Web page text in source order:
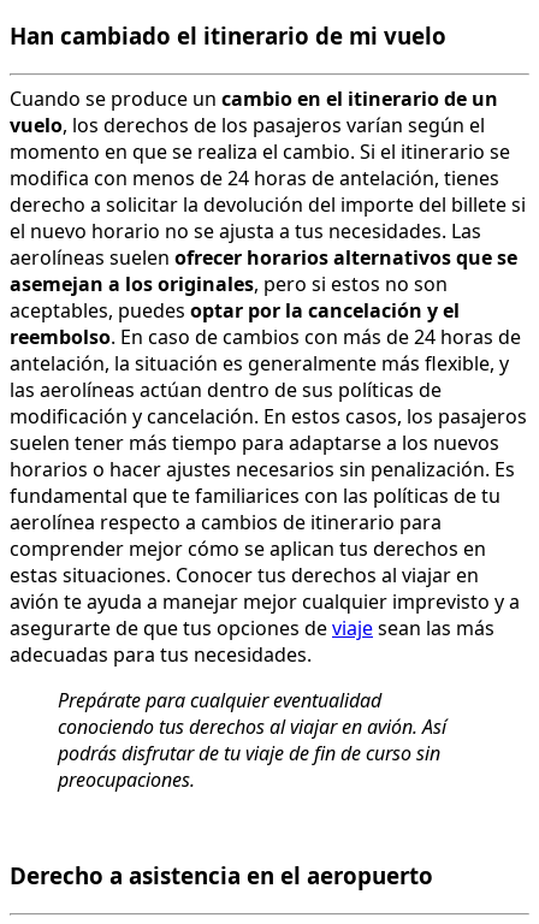
Han cambiado el itinerario de mi vuelo
Cuando se produce un cambio en el itinerario de un
vuelo, los derechos de los pasajeros varían según el
momento en que se realiza el cambio. Si el itinerario se
modifica con menos de 24 horas de antelación, tienes
derecho a solicitar la devolución del importe del billete si
el nuevo horario no se ajusta a tus necesidades. Las
aerolíneas suelen ofrecer horarios alternativos que se
asemejan a los originales, pero si estos no son
aceptables, puedes optar por la cancelación y el
reembolso. En caso de cambios con más de 24 horas de
antelación, la situación es generalmente más flexible, y
las aerolíneas actúan dentro de sus políticas de
modificación y cancelación. En estos casos, los pasajeros
suelen tener más tiempo para adaptarse a los nuevos
horarios o hacer ajustes necesarios sin penalización. Es
fundamental que te familiarices con las políticas de tu
aerolínea respecto a cambios de itinerario para
comprender mejor cómo se aplican tus derechos en
estas situaciones. Conocer tus derechos al viajar en
avión te ayuda a manejar mejor cualquier imprevisto y a
asegurarte de que tus opciones deviajesean las más
adecuadas para tus necesidades.
Prepárate para cualquier eventualidad
conociendo tus derechos al viajar en avión. Así
podrás disfrutar de tu viaje de fin de curso sin
preocupaciones.
Derecho a asistencia en el aeropuerto